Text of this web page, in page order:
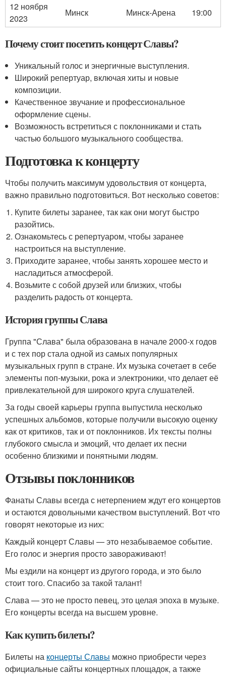
12 ноября
2023
Минск Минск-Арена 19:00
Почему стоит посетить концерт Славы?
Уникальный голос и энергичные выступления.
Широкий репертуар, включая хиты и новые
композиции.
Качественное звучание и профессиональное
оформление сцены.
Возможность встретиться с поклонниками и стать
частью большого музыкального сообщества.
Подготовка к концерту
Чтобы получить максимум удовольствия от концерта,
важно правильно подготовиться. Вот несколько советов:
Купите билеты заранее, так как они могут быстро
разойтись.
Ознакомьтесь с репертуаром, чтобы заранее
настроиться на выступление.
Приходите заранее, чтобы занять хорошее место и
насладиться атмосферой.
Возьмите с собой друзей или близких, чтобы
разделить радость от концерта.
История группы Слава
Группа "Слава" была образована в начале 2000-х годов
и с тех пор стала одной из самых популярных
музыкальных групп в стране. Их музыка сочетает в себе
элементы поп-музыки, рока и электроники, что делает её
привлекательной для широкого круга слушателей.
За годы своей карьеры группа выпустила несколько
успешных альбомов, которые получили высокую оценку
как от критиков, так и от поклонников. Их тексты полны
глубокого смысла и эмоций, что делает их песни
особенно близкими и понятными людям.
Отзывы поклонников
Фанаты Славы всегда с нетерпением ждут его концертов
и остаются довольными качеством выступлений. Вот что
говорят некоторые из них:
Каждый концерт Славы — это незабываемое событие.
Его голос и энергия просто завораживают!
Мы ездили на концерт из другого города, и это было
стоит того. Спасибо за такой талант!
Слава — это не просто певец, это целая эпоха в музыке.
Его концерты всегда на высшем уровне.
Как купить билеты?
Билеты на концерты Славы можно приобрести через
официальные сайты концертных площадок, а также